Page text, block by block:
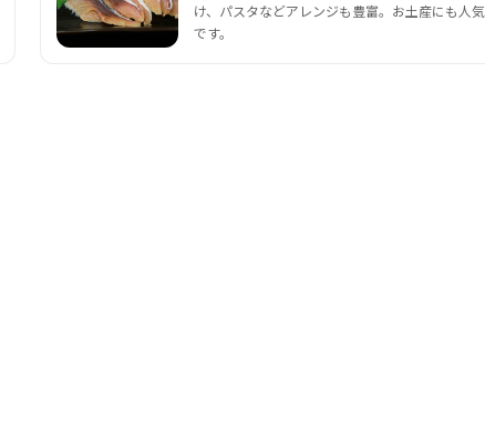
け、パスタなどアレンジも豊富。お土産にも人気
です。